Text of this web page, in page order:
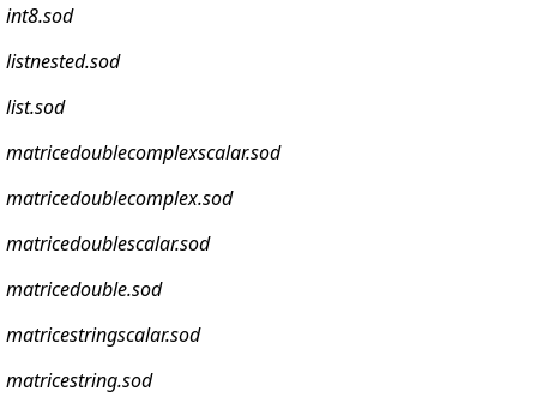
int8.sod
listnested.sod
list.sod
matricedoublecomplexscalar.sod
matricedoublecomplex.sod
matricedoublescalar.sod
matricedouble.sod
matricestringscalar.sod
matricestring.sod